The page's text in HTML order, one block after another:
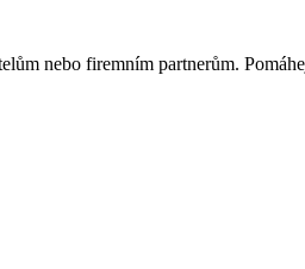
nebo firemním partnerům.